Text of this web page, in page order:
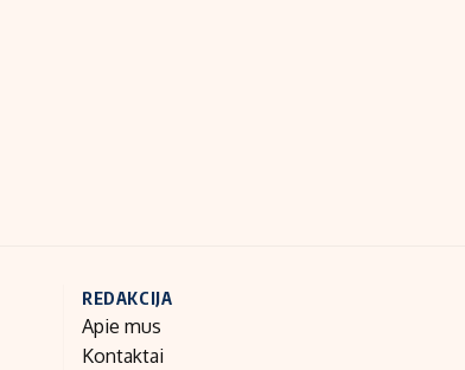
REDAKCIJA
Apie mus
Kontaktai